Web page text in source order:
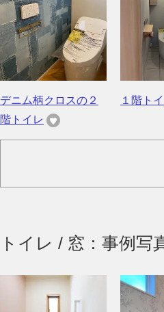
デニム柄クロスの２
階トイレ
１階ト
トイレ / 窓：事例写